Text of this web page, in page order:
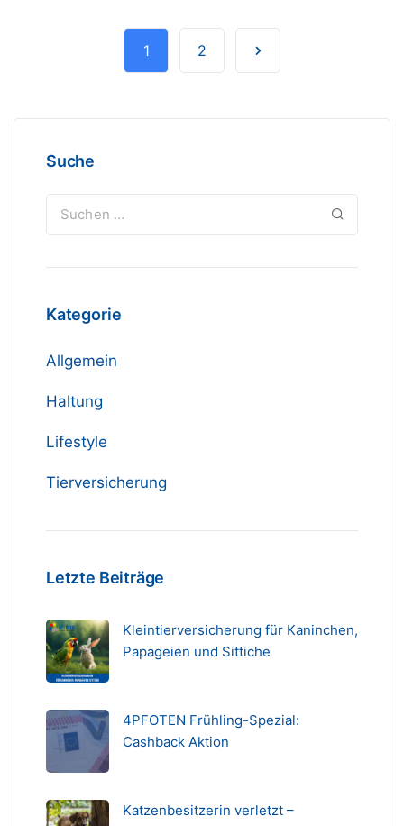
1 2
Suche
Kategorie
Allgemein
Haltung
Lifestyle
Tierversicherung
Letzte Beiträge
Kleintierversicherung für Kaninchen,
Papageien und Sittiche
4PFOTEN Frühling-Spezial:
Cashback Aktion
Katzenbesitzerin verletzt –